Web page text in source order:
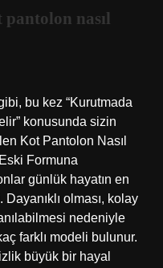
nasıl
bu kez “Kurutmada
konusunda sizin
Kot Pantolon Nasıl
Formuna
günlük hayatın en
olması, kolay
nedeniyle
farklı modeli bulunur.
büyük bir hayal